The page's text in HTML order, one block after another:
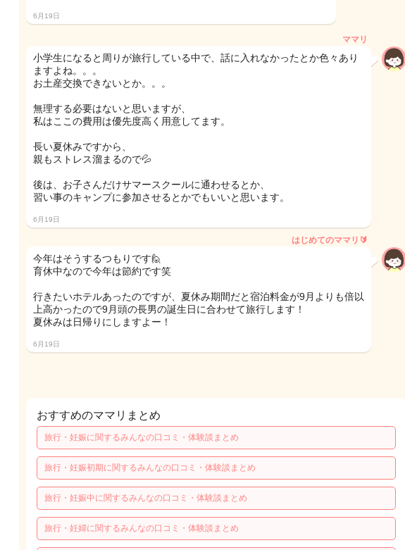
6月19日
ママリ
小学生になると周りが旅行している中で、話に入れなかったとか色々あり
ますよね。。。
お土産交換できないとか。。。
無理する必要はないと思いますが、
私はここの費用は優先度高く用意してます。
長い夏休みですから、
親もストレス溜まるので💦
後は、お子さんだけサマースクールに通わせるとか、
習い事のキャンプに参加させるとかでもいいと思います。
6月19日
はじめてのママリ🔰
今年はそうするつもりです🙋
育休中なので今年は節約です笑
行きたいホテルあったのですが、夏休み期間だと宿泊料金が9月よりも倍以
上高かったので9月頭の長男の誕生日に合わせて旅行します！
夏休みは日帰りにしますよー！
6月19日
おすすめのママリまとめ
旅行・妊娠に関するみんなの口コミ・体験談まとめ
旅行・妊娠初期に関するみんなの口コミ・体験談まとめ
旅行・妊娠中に関するみんなの口コミ・体験談まとめ
旅行・妊婦に関するみんなの口コミ・体験談まとめ